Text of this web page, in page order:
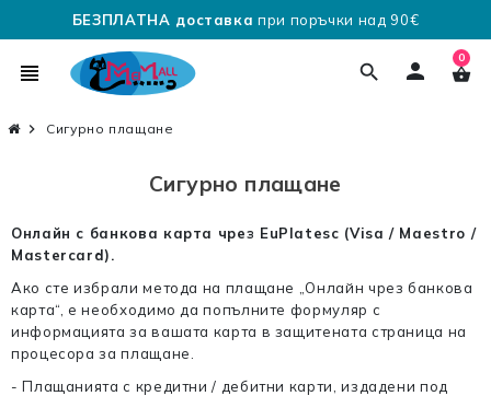
БЕЗПЛАТНА доставка при поръчки над 90€
view_headline search person shopping_basket
0
chevron_right Сигурно плащане
Сигурно плащане
Онлайн с банкова карта чрез EuPlatesc (Visa / Maestro /
Mastercard).
Ако сте избрали метода на плащане „Онлайн чрез банкова
карта“, е необходимо да попълните формуляр с
информацията за вашата карта в защитената страница на
процесора за плащане.
- Плащанията с кредитни / дебитни карти, издадени под